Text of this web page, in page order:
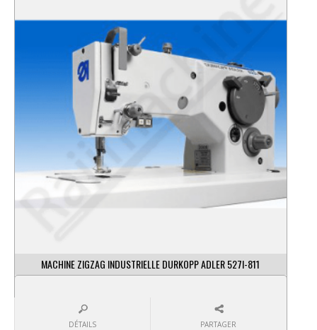
MACHINE ZIGZAG INDUSTRIELLE DURKOPP ADLER 527I-811
DÉTAILS PARTAGER